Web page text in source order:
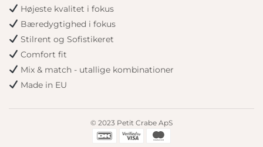
Højeste kvalitet i fokus
Bæredygtighed i fokus
Stilrent og Sofistikeret
Comfort fit
Mix & match - utallige kombinationer
Made in EU
© 2023 Petit Crabe ApS